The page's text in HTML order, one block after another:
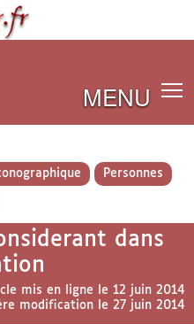
MENU
Personnes
dans
mis en ligne le 12 juin 2014
modification le 27 juin 2014